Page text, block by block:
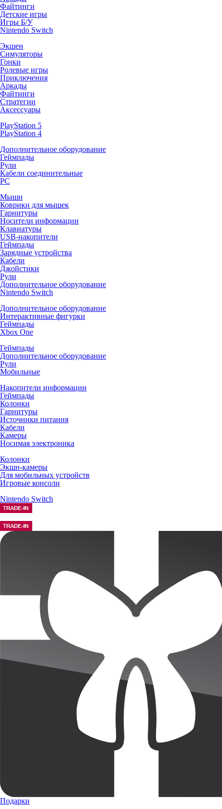
Файтинги
Детские игры
Игры Б/У
Nintendo Switch
Экшен
Симуляторы
Гонки
Ролевые игры
Приключения
Аркады
Файтинги
Стратегии
Аксессуары
PlayStation 5
PlayStation 4
Дополнительное оборудование
Геймпады
Рули
Кабели соединительные
PC
Мыши
Коврики для мышек
Гарнитуры
Носители информации
Клавиатуры
USB-накопители
Геймпады
Зарядные устройства
Кабели
Джойстики
Рули
Дополнительное оборудование
Nintendo Switch
Дополнительное оборудование
Интерактивные фигурки
Геймпады
Xbox One
Геймпады
Дополнительное оборудование
Рули
Мобильные
Накопители информации
Геймпады
Колонки
Гарнитуры
Источники питания
Кабели
Камеры
Носимая электроника
Колонки
Экшн-камеры
Для мобильных устройств
Игровые консоли
Nintendo Switch
Подарки